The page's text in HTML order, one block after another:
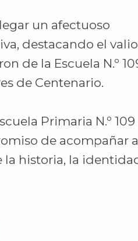
un afectuoso
destacando el
de la Escuela N.º
de Centenario.
Primaria N.º 109
de acompañar
historia, la